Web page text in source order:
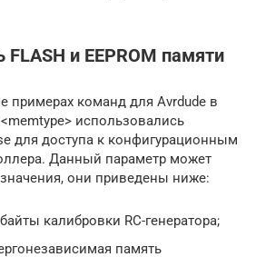
FLASH и EEPROM памяти
примерах команд для Avrdude в
использовались
для доступа к конфигурационным
Данный параметр может
они приведены ниже:
калибровки RC-генератора;
память